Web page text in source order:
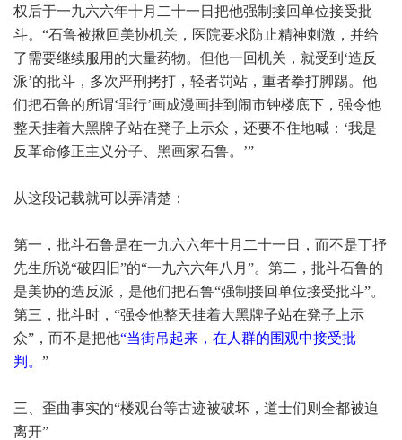
权后于一九六六年十月二十一日把他强制接回单位接受批
斗。“石鲁被揪回美协机关，医院要求防止精神刺激，并给
了需要继续服用的大量药物。但他一回机关，就受到‘造反
派’的批斗，多次严刑拷打，轻者罚站，重者拳打脚踢。他
们把石鲁的所谓‘罪行’画成漫画挂到闹市钟楼底下，强令他
整天挂着大黑牌子站在凳子上示众，还要不住地喊：‘我是
反革命修正主义分子、黑画家石鲁。’”
从这段记载就可以弄清楚：
第一，批斗石鲁是在一九六六年十月二十一日，而不是丁抒
先生所说“破四旧”的“一九六六年八月”。第二，批斗石鲁的
是美协的造反派，是他们把石鲁“强制接回单位接受批斗”。
第三，批斗时，“强令他整天挂着大黑牌子站在凳子上示
众”，而不是把他“当街吊起来，在人群的围观中接受批
判。 ”
三、歪曲事实的“楼观台等古迹被破坏，道士们则全都被迫
离开”